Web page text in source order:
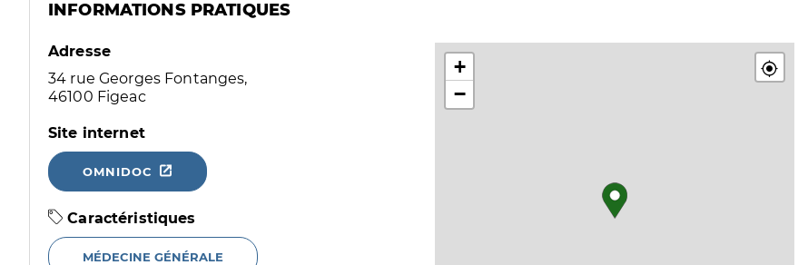
INFORMATIONS PRATIQUES
Adresse
34 rue Georges Fontanges,
46100 Figeac
Site internet
OMNIDOC
Caractéristiques
MÉDECINE GÉNÉRALE
+
−